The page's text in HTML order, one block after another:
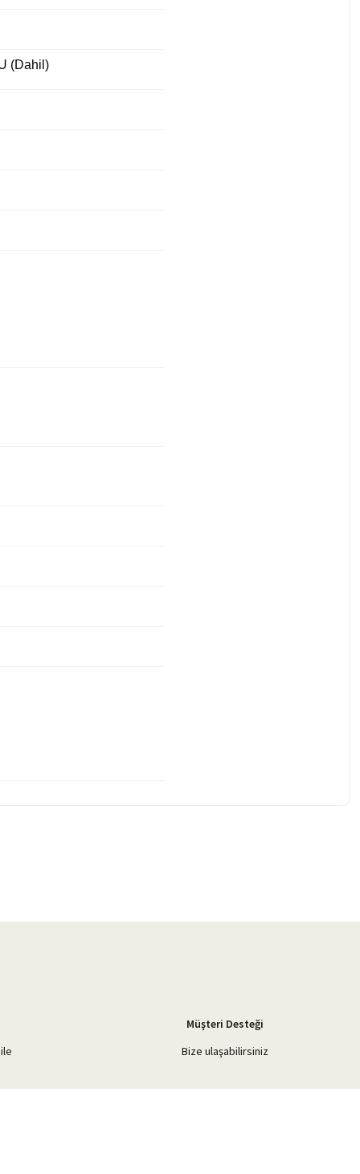
(Dahil)
Müşteri Desteği
Bize ulaşabilirsiniz